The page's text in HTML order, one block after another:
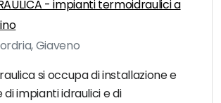
- impianti termoidraulici a
Giaveno
si occupa di installazione e
impianti idraulici e di